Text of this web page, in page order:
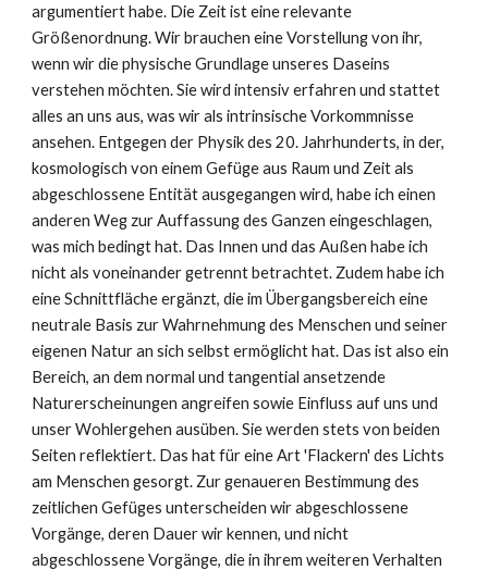
argumentiert habe. Die Zeit ist eine relevante
Größenordnung. Wir brauchen eine Vorstellung von ihr,
wenn wir die physische Grundlage unseres Daseins
verstehen möchten. Sie wird intensiv erfahren und stattet
alles an uns aus, was wir als intrinsische Vorkommnisse
ansehen. Entgegen der Physik des 20. Jahrhunderts, in der,
kosmologisch von einem Gefüge aus Raum und Zeit als
abgeschlossene Entität ausgegangen wird, habe ich einen
anderen Weg zur Auffassung des Ganzen eingeschlagen,
was mich bedingt hat. Das Innen und das Außen habe ich
nicht als voneinander getrennt betrachtet. Zudem habe ich
eine Schnittfläche ergänzt, die im Übergangsbereich eine
neutrale Basis zur Wahrnehmung des Menschen und seiner
eigenen Natur an sich selbst ermöglicht hat. Das ist also ein
Bereich, an dem normal und tangential ansetzende
Naturerscheinungen angreifen sowie Einfluss auf uns und
unser Wohlergehen ausüben. Sie werden stets von beiden
Seiten reflektiert. Das hat für eine Art 'Flackern' des Lichts
am Menschen gesorgt. Zur genaueren Bestimmung des
zeitlichen Gefüges unterscheiden wir abgeschlossene
Vorgänge, deren Dauer wir kennen, und nicht
abgeschlossene Vorgänge, die in ihrem weiteren Verhalten